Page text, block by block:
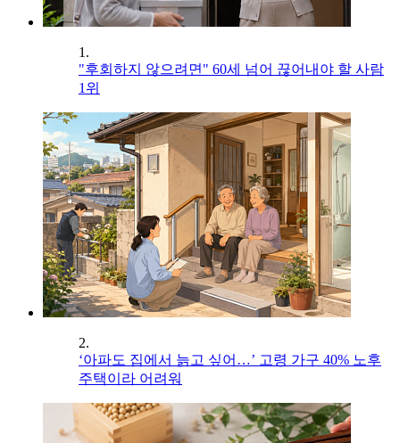
1.
"후회하지 않으려면" 60세 넘어 끊어내야 할 사람
1위
2.
‘아파도 집에서 늙고 싶어…’ 고령 가구 40% 노후
주택이라 어려워